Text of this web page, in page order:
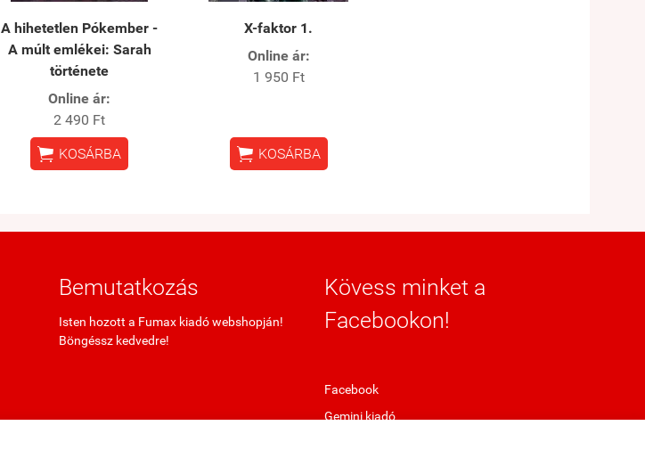
A hihetetlen Pókember -
A ​múlt emlékei: Sarah
története
Online ár:
2 490 Ft
 KOSÁRBA
X-faktor 1.
Online ár:
1 950 Ft
 KOSÁRBA
Bemutatkozás
Isten hozott a Fumax kiadó webshopján!
Böngéssz kedvedre!
Kövess minket a
Facebookon!
Facebook
Gemini kiadó